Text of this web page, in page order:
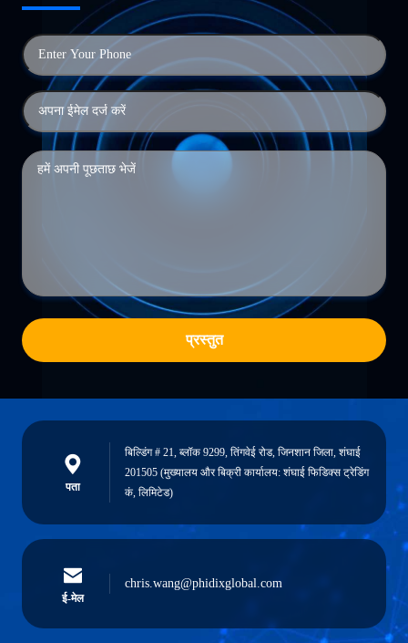
प्रस्तुत
पता
बिल्डिंग # 21, ब्लॉक 9299, तिंगवेई रोड, जिनशान जिला, शंघाई
201505 (मुख्यालय और बिक्री कार्यालय: शंघाई फिडिक्स ट्रेडिंग
कं, लिमिटेड)
ई-मेल
chris.wang@phidixglobal.com